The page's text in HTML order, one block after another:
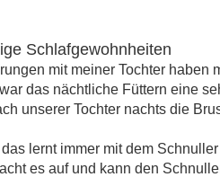
Schlafgewohnheiten
mit meiner Tochter
das nächtliche Füttern eine
unserer Tochter nachts die
lernt immer mit dem
es auf und kann den